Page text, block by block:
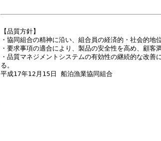
【品質方針】
・協同組合の精神に沿い、組合員の経済的・社会的地
・要求事項の適合により、製品の安全性を高め、顧客
・品質マネジメントシステムの有効性の継続的な改
る。
平成17年12月15日 船泊漁業協同組合